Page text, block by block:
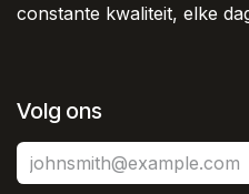
constante kwaliteit, elke
Volg ons